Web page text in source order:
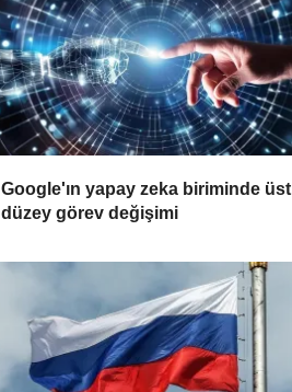
Google'ın yapay zeka biriminde üst
düzey görev değişimi